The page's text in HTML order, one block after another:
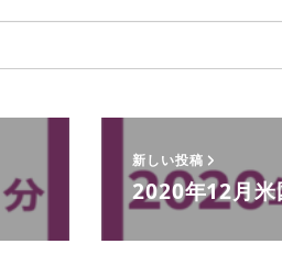
新しい投稿
2020年12月米